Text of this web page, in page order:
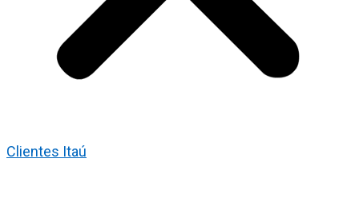
Clientes Itaú